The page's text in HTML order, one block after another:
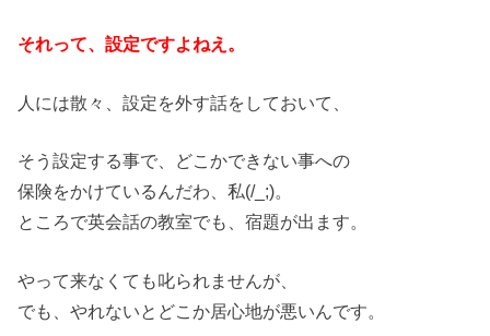
それって、設定ですよねえ。
人には散々、設定を外す話をしておいて、
そう設定する事で、どこかできない事への
保険をかけているんだわ、私(/_;)。
ところで英会話の教室でも、宿題が出ます。
やって来なくても叱られませんが、
でも、やれないとどこか居心地が悪いんです。